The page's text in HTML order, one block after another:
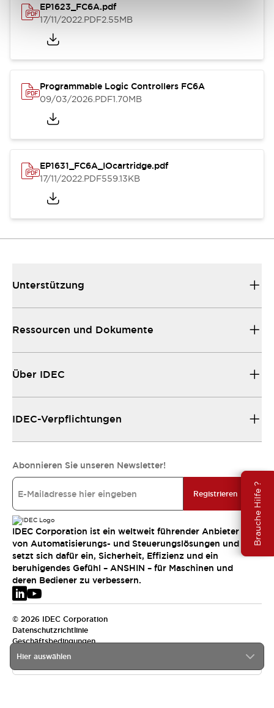
Brauche Hilfe ?
EP1623_FC6A.pdf
17/11/2022.PDF2.55MB
Programmable Logic Controllers FC6A
09/03/2026.PDF1.70MB
EP1631_FC6A_IOcartridge.pdf
17/11/2022.PDF559.13KB
Hier auswählen
Unterstützung
Ressourcen und Dokumente
Über IDEC
IDEC-Verpflichtungen
Abonnieren Sie unseren Newsletter!
Registrieren
IDEC Corporation ist ein weltweit führender Anbieter
von Automatisierungs- und Steuerungslösungen und
setzt sich dafür ein, Sicherheit, Effizienz und ein
beruhigendes Gefühl – ANSHIN – für Maschinen und
deren Bediener zu verbessern.
© 2026 IDEC Corporation
Datenschutzrichtlinie
Geschäftsbedingungen
EMEA